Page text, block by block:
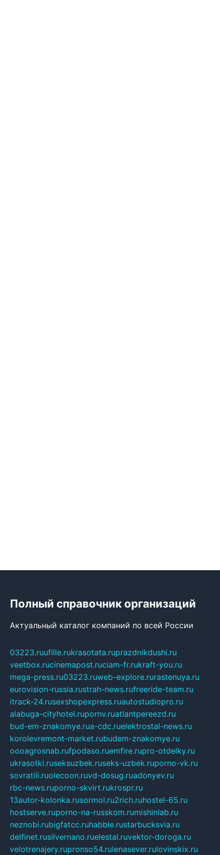
Полный справочник организаций
Актуальный каталог компаний по всей России
03223.ruufille.rukrasotata.ruprazdnikdushi.ru
veetbox.rucinemapost.ruciam-fr.rukraft-you.ru
mega-press.ru03223.ruweb-explore.rurastenuya.ru
eurovision-russia.rustrah-news.rufreeride-team.ru
itrack-24.rusexshopexpress.ruautostudiopro.ru
alabuga-cityhotel.rupornv.ruatlantpereezd.ru
bud-em-znakomye.rua-cdc.ruelektrostal-news.ru
korolevremont-market.rubudem-znakomye.ru
oooagrosnab.rufpodaso.ruemfire.rupro-otdelky.ru
ukrasotki.ruseksuzbek.ruseks-uzbek.ruporno-vk.ru
sovratili.ruolecoon.ruvd-dosug.ruadonyev.ru
rbc-news.ruporno-skvirt.rukrospr.ru
13autor-kolonka.rusormol.ru2rich.ruhostel-65.ru
hostserve.ruporno-na-russkom.rumishinlab.ru
neznobi.rubigfatcc.ruhabble.rustarbucksvia.ru
delfinet.rusilvernano.ruelestal.ruvektor-doroga.ru
velotrenajery.rupronso54.rulenasever.rulovinskix.ru